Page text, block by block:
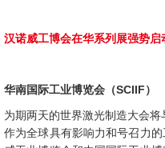
汉诺威工博会在华系列展强势启
华南国际工业博览会（SCIIF ）
为期两天的世界激光制造大会将
作为全球具有影响力和号召力